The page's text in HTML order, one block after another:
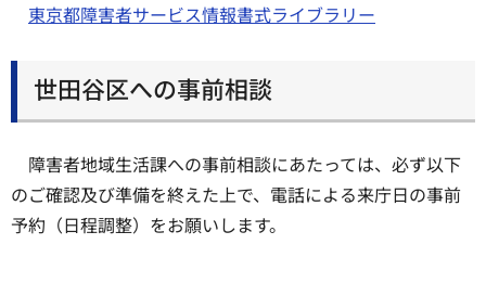
東京都障害者サービス情報書式ライブラリー
世田谷区への事前相談
障害者地域生活課への事前相談にあたっては、必ず以下
のご確認及び準備を終えた上で、電話による来庁日の事前
予約（日程調整）をお願いします。